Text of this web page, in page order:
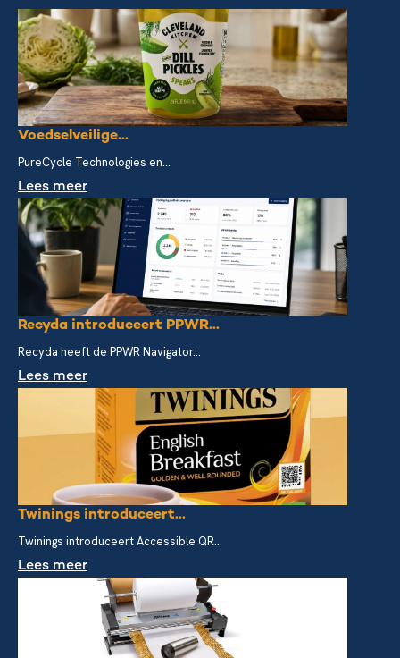
Voedselveilige...
PureCycle Technologies en...
Lees meer
Recyda introduceert PPWR...
Recyda heeft de PPWR Navigator...
Lees meer
Twinings introduceert...
Twinings introduceert Accessible QR...
Lees meer